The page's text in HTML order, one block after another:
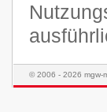
© 2006 - 2026 mgw-